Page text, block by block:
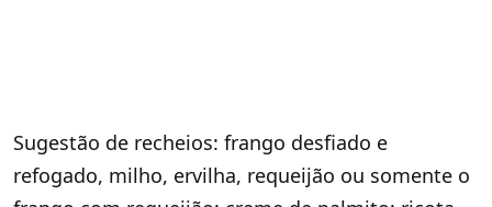
Sugestão de recheios: frango desfiado e
refogado, milho, ervilha, requeijão ou somente o